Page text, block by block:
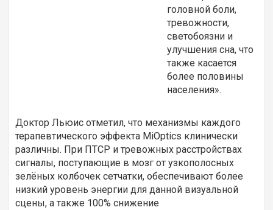
головной боли,
тревожности,
светобоязни и
улучшения сна, что
также касается
более половины
населения».
Доктор Льюис отметил, что механизмы каждого
терапевтического эффекта MiOptics клинически
различны. При ПТСР и тревожных расстройствах
сигналы, поступающие в мозг от узкополосных
зелёных колбочек сетчатки, обеспечивают более
низкий уровень энергии для данной визуальной
сцены, а также 100% снижение